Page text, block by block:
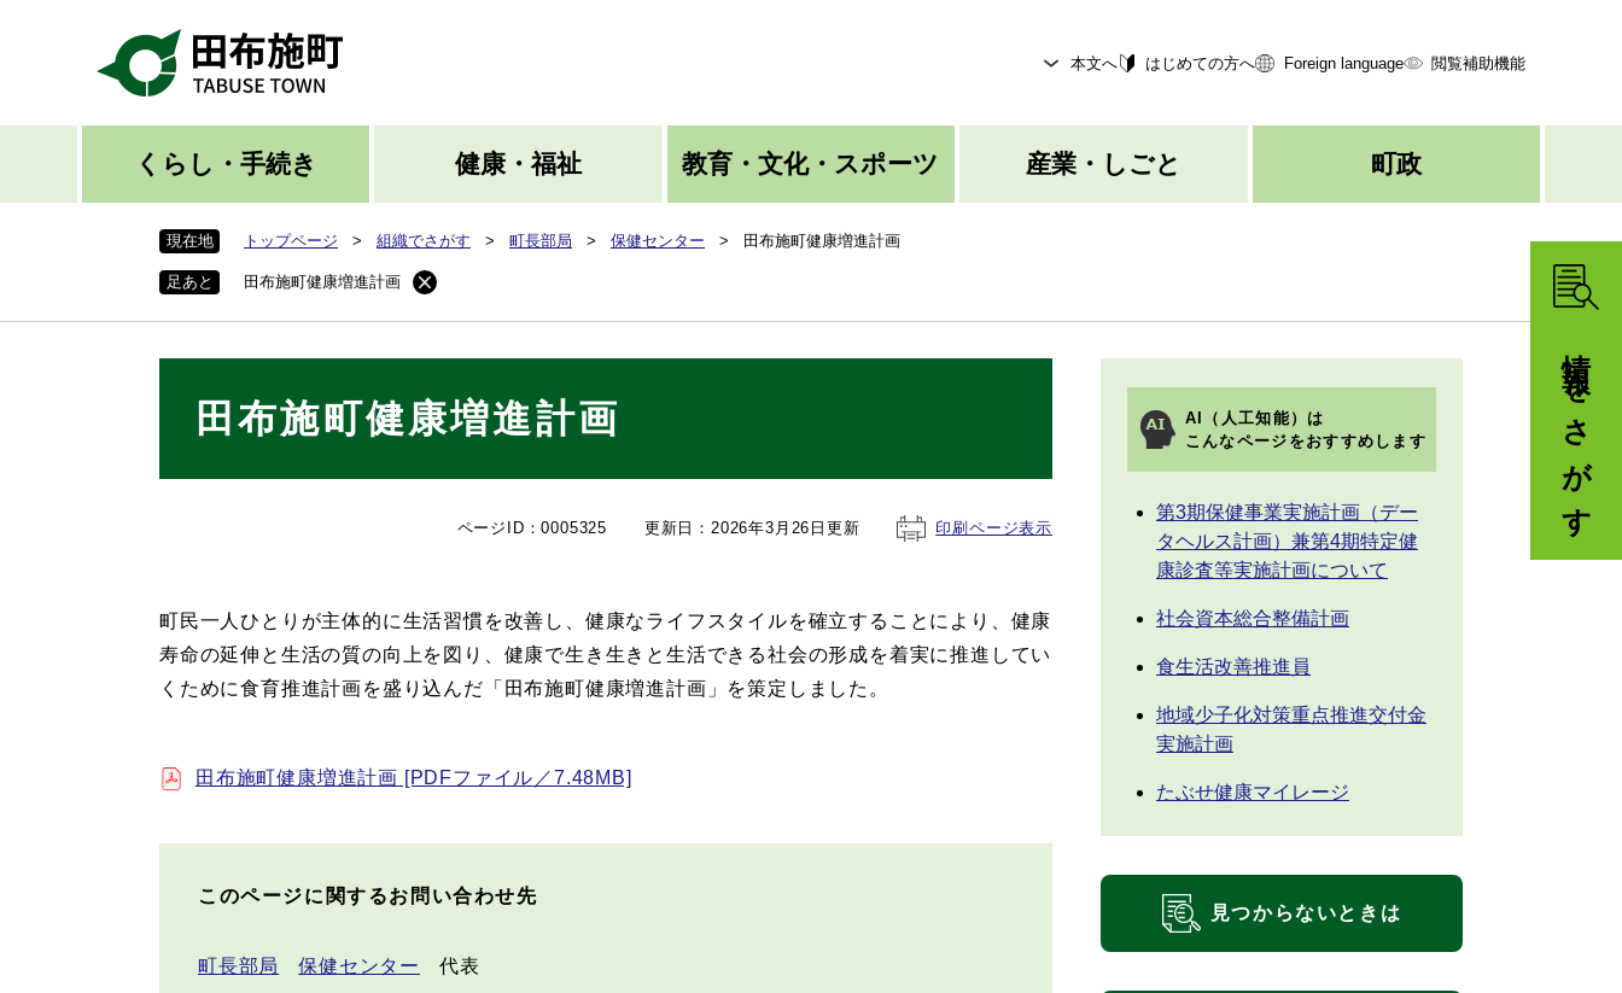
先
情報をさがす
本文へ はじめての方へ Foreign language 閲覧補助機能
くらし・手続き 健康・福祉 教育・文化・スポーツ 産業・しごと 町政
現在地 トップページ > 組織でさがす > 町長部局 > 保健センター > 田布施町健康増進計画
足あと 田布施町健康増進計画
田布施町健康増進計画
ページID：0005325 更新日：2026年3月26日更新 印刷ページ表示
町民一人ひとりが主体的に生活習慣を改善し、健康なライフスタイルを確立することにより、健康
寿命の延伸と生活の質の向上を図り、健康で生き生きと生活できる社会の形成を着実に推進してい
くために食育推進計画を盛り込んだ「田布施町健康増進計画」を策定しました。
田布施町健康増進計画 [PDFファイル／7.48MB]
このページに関するお問い合わせ先
町長部局 保健センター 代表
AI（人工知能）は
こんなページをおすすめします
第3期保健事業実施計画（デー
タヘルス計画）兼第4期特定健
康診査等実施計画について
社会資本総合整備計画
食生活改善推進員
地域少子化対策重点推進交付金
実施計画
たぶせ健康マイレージ
見つからないときは